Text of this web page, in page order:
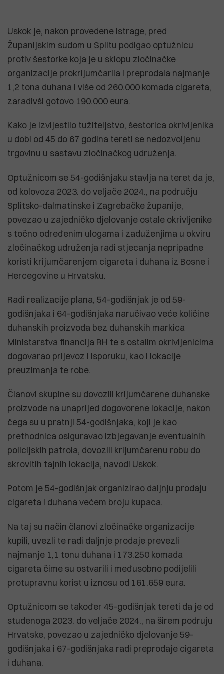
Uskok je, nakon provedene istrage, pred
Županijskim sudom u Splitu podigao optužnicu
protiv šestorke koja je u sklopu zločinačke
organizacije prokrijumčarila i preprodala najmanje
1,2 tona duhana i više od 260.000 komada cigareta,
zaradivši gotovo 190.000 eura.
Kako je izvijestilo tužiteljstvo, šestorica okrivljenika
u dobi od 45 do 67 godina tereti se nedozvoljenu
trgovinu u sastavu zločinačkog udruženja.
Optužnicom se 54-godišnjaku stavlja na teret da je,
od kolovoza 2023. do veljače 2024., na području
Splitsko-dalmatinske i Zagrebačke županije,
povezao u zajedničko djelovanje ostale okrivljenike
s točno određenim ulogama i zaduženjima u okviru
zločinačkog udruženja radi stjecanja nepripadne
koristi krijumčarenjem cigareta i duhana iz Bosne i
Hercegovine u Hrvatsku.
Radi realizacije plana, 54-godišnjak je od 59-
godišnjaka i 64-godišnjaka naručivao veće količine
duhanskih proizvoda bez duhanskih markica
Ministarstva financija RH te s ostalim okrivljenicima
dogovarao prijevoz i isporuku, kao i lokacije
preuzimanja te robe.
Članovi skupine su dovozili krijumčarene duhanske
proizvode na unaprijed dogovorene lokacije, nakon
čega su u pratnji 54-godišnjaka, koji je kao
prethodnica osiguravao izbjegavanje eventualnih
policijskih patrola, dovozili krijumčarenu robu do
skrovitih tajnih lokacija, navodi Uskok.
Potom je 54-godišnjak organizirao daljnju prodaju
cigareta i duhana većem broju kupaca.
Na taj su način članovi zločinačke organizacije
kupili, uvezli te radi daljnje prodaje prevezli
najmanje 1,1 tonu duhana i 173.250 komada
cigareta čime su ostvarili i međusobno podijelili
protupravnu korist u iznosu od 161.659 eura.
Optužnicom se također 45-godišnjak tereti da je od
studenoga 2023. do veljače 2024., na širem podruju
Hrvatske, povezao u zajedničko djelovanje 59-
godišnjaka i 67-godišnjaka radi preprodaje cigareta
i duhana.